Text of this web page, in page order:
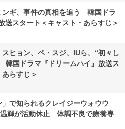
ンギ、事件の真相を追う 韓国ドラ
送スタート＜キャスト・あらすじ＞
スヒョン、ペ・スジ、IUら、“初々し
国ドラマ『ドリームハイ』放送ス
らすじ＞
」で知られるクレイジーウォウウ
輝が活動休止 体調不良で療養専